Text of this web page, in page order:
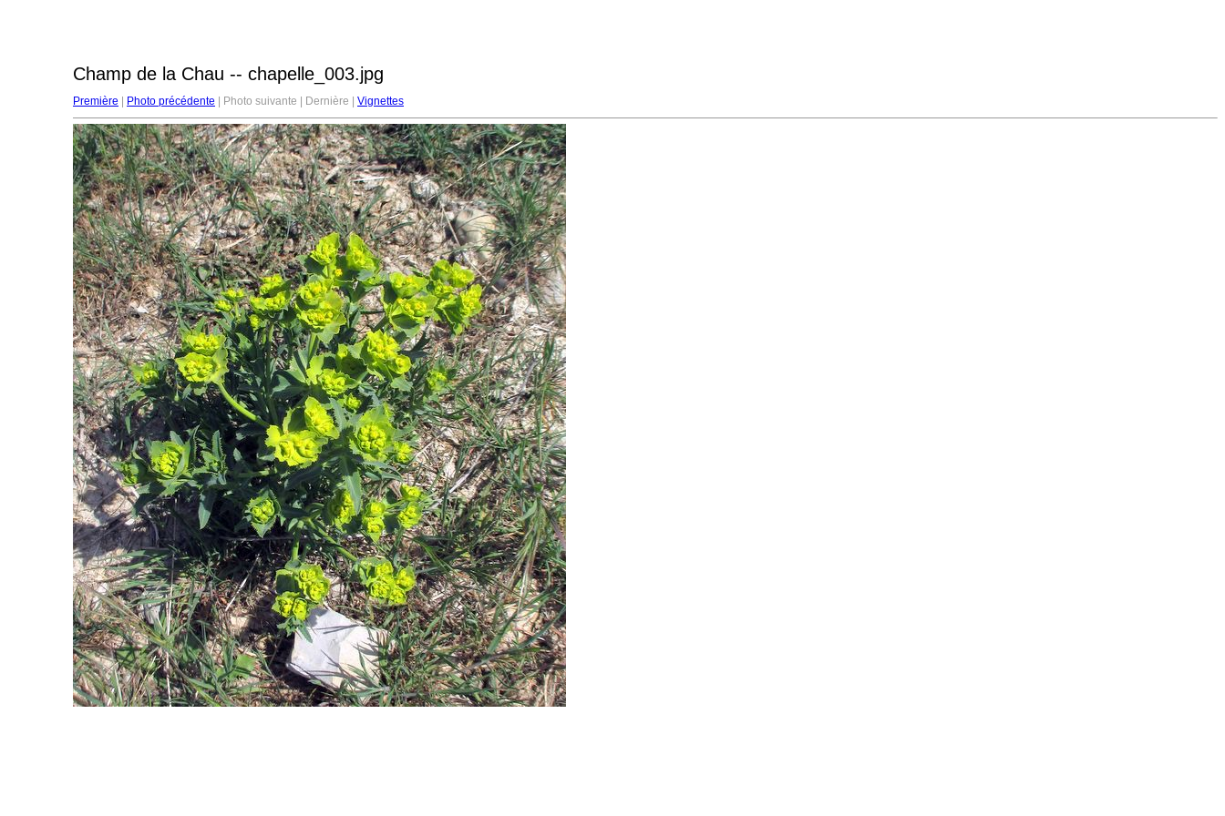
Champ de la Chau -- chapelle_003.jpg
Première Photo précédente | Photo suivante | Dernière | Vignettes